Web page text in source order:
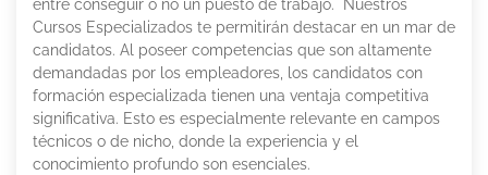
entre conseguir o no un puesto de trabajo. Nuestros
Cursos Especializados te permitirán destacar en un mar de
candidatos. Al poseer competencias que son altamente
demandadas por los empleadores, los candidatos con
formación especializada tienen una ventaja competitiva
significativa. Esto es especialmente relevante en campos
técnicos o de nicho, donde la experiencia y el
conocimiento profundo son esenciales.